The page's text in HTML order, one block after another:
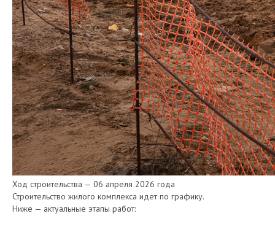
Ход строительства — 06 апреля 2026 года
Строительство жилого комплекса идет по графику.
Ниже — актуальные этапы работ: